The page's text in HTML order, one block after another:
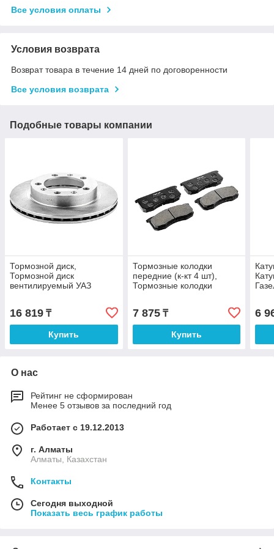
Все условия оплаты
Условия возврата
Возврат товара в течение 14 дней по договоренности
Все условия возврата
Подобные товары компании
Тормозной диск,
Тормозной диск
вентилируемый УАЗ
16 819 ₸
Купить
Тормозные колодки
передние (к-кт 4 шт),
Тормозные колодки
Пекар
7 875₸
Купить
6
О нас
Рейтинг не сформирован
Менее 5 отзывов за последний год
Работает с 19.12.2013
г. Алматы
Алматы, Казахстан
Контакты
Сегодня выходной
Показать весь график работы